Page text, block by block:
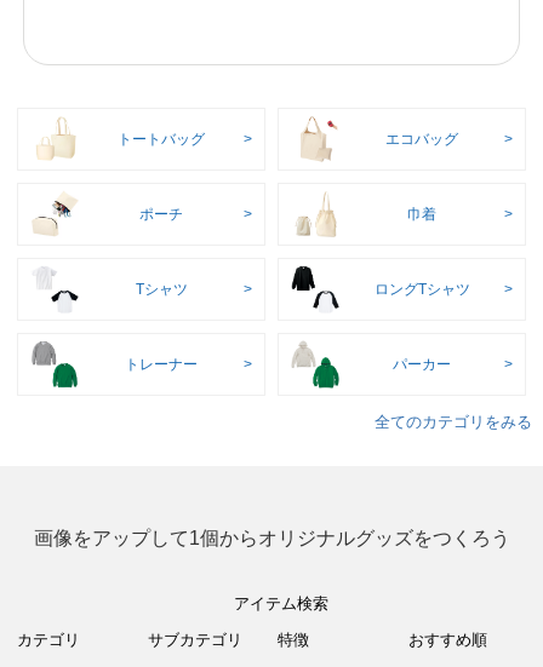
トートバッグ エコバッグ
ポーチ 巾着
Tシャツ ロングTシャツ
トレーナー パーカー
全てのカテゴリをみる
画像をアップして1個からオリジナルグッズをつくろう
アイテム検索